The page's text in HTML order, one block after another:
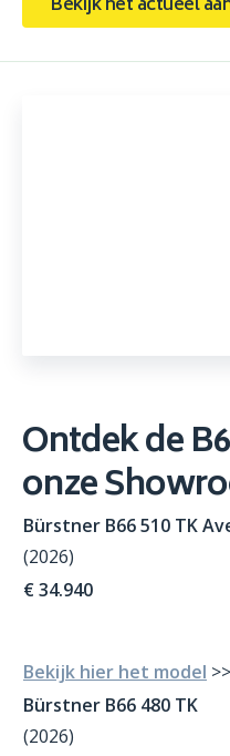
Ontdek de
onze
Bürstner B66 510 TK
(2026)
€ 34.940
Bekijk hier het model >>
Bürstner B66 480 TK
(2026)